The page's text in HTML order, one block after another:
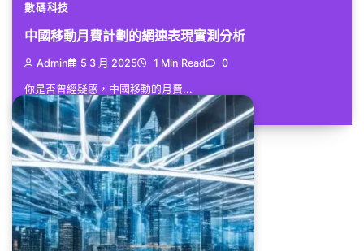
數碼科技
中國移動月費計劃的網速表現實測分析
Admin 5 3 月 2025 1 Min Read 0
你是否曾經疑惑，中國移動的月費...